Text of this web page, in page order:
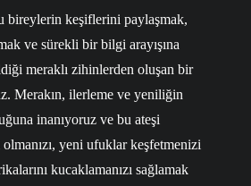
bireylerin keşiflerini paylaşmak,
ve sürekli bir bilgi arayışına
meraklı zihinlerden oluşan bir
Merakın, ilerleme ve yeniliğin
inanıyoruz ve bu ateşi
yeni ufuklar keşfetmenizi
kucaklamanızı sağlamak